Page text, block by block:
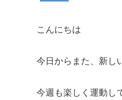
こんにちは
今日からまた、新し
今週も楽しく運動し